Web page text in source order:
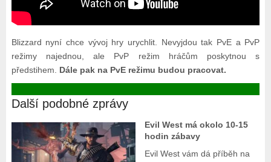
Blizzard nyní chce vývoj hry urychlit. Nevyjdou tak PvE a PvP
režimy najednou, ale PvP režim hráčům poskytnou s
předstihem. Dále pak na PvE režimu budou pracovat.
Další podobné zprávy
Evil West má okolo 10-15
hodin zábavy
Evil West vám dá příběh na